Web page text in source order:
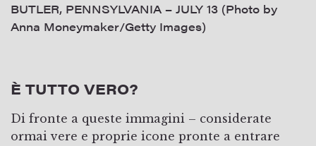
BUTLER, PENNSYLVANIA – JULY 13 (Photo by
Anna Moneymaker/Getty Images)
È TUTTO VERO?
Di fronte a queste immagini – considerate
ormai vere e proprie icone pronte a entrare